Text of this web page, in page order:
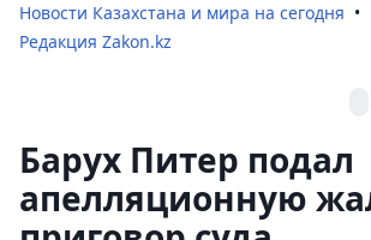
Новости Казахстана и мира на сегодня
Редакция Zakon.kz
Барух Питер подал
апелляционную